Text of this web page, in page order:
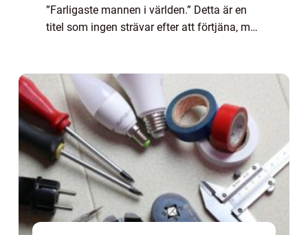
”Farligaste mannen i världen.” Detta är en
titel som ingen strävar efter att förtjäna, men